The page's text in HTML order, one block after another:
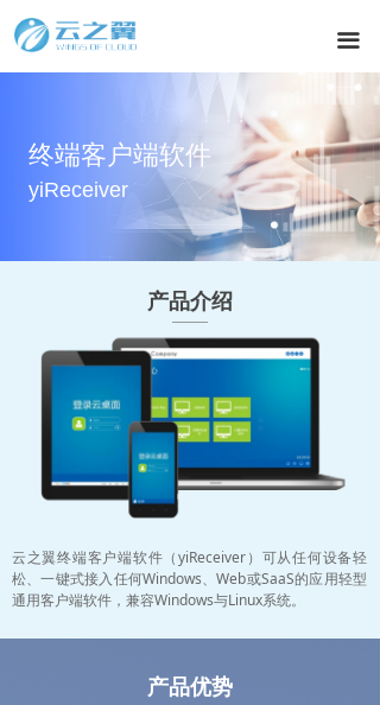
끀
产品优势
终端客户端软件
yiReceiver
云之翼终端客户端软件（yiReceiver）可从任何设备轻
松、一键式接入任何Windows、Web或SaaS的应用轻型
通用客户端软件，兼容Windows与Linux系统。
产品介绍